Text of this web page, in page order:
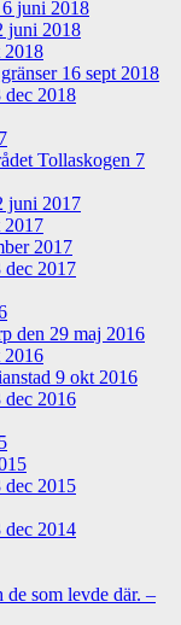
juni 2018
juni 2018
2018
16 sept 2018
dec 2018
Tollaskogen 7
juni 2017
2017
2017
dec 2017
den 29 maj 2016
2016
9 okt 2016
dec 2016
dec 2015
dec 2014
som levde där. –